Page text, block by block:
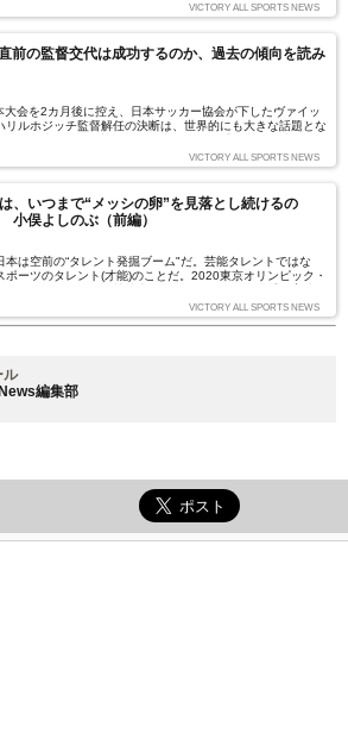
VICTORY ALL SPORTS NEWS
前の監督交代は成功するのか、過去の傾向を読み
大会を2カ月後に控え、日本サッカー協会が下したヴァイッ
リルホジッチ監督解任の決断は、世界的にも大きな話題とな
めて」、今回の決断を下したという。はたして、大会直前の
代は有効なのだろうか。過去の歴史の中で、W杯の直前に指
返る。（文＝池田敏明）
VICTORY ALL SPORTS NEWS
、いつまで“メッシの卵”を見落とし続けるの
小俣よしのぶ（前編）
本は空前の“タレント発掘ブーム"だ。芸能タレントではな
ポーツのタレント(才能)のことだ。2020東京オリンピック・
、才能ある成長期の選手を発掘・育成する事業が、国家予算
れている。タレント発掘が活発になるほど、日本のスポーツ
VICTORY ALL SPORTS NEWS
ル
編集部